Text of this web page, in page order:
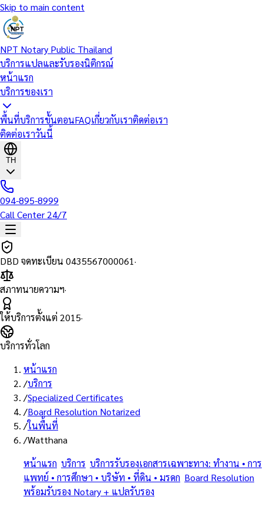
Skip to main content
NPT Notary Public Thailand
บริการแปลและรับรองนิติกรณ์
หน้าแรก
บริการของเรา
พื้นที่บริการขั้นตอนFAQเกี่ยวกับเราติดต่อเรา
ติดต่อเราวันนี้
TH
094-895-8999
Call Center 24/7
DBD จดทะเบียน 0435567000061·
สภาทนายความฯ·
ให้บริการตั้งแต่ 2015·
บริการทั่วโลก
หน้าแรก
/บริการ
/Specialized Certificates
/Board Resolution Notarized
/ในพื้นที่
/Watthana
หน้าแรก บริการ บริการรับรองเอกสารเฉพาะทาง: ทำงาน • การ
แพทย์ • การศึกษา • บริษัท • ที่ดิน • มรดก Board Resolution
พร้อมรับรอง Notary + แปลรับรอง